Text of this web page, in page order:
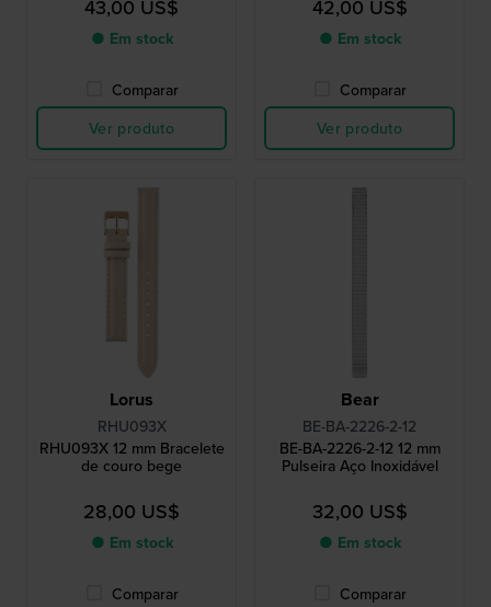
43,00 US$
● Em stock
Comparar
Ver produto
42,00 US$
● Em stock
Comparar
Ver produto
Lorus
RHU093X
RHU093X 12 mm Bracelete
de couro bege
28,00 US$
● Em stock
Comparar
Bear
BE-BA-2226-2-12
BE-BA-2226-2-12 12 mm
Pulseira Aço Inoxidável
32,00 US$
● Em stock
Comparar